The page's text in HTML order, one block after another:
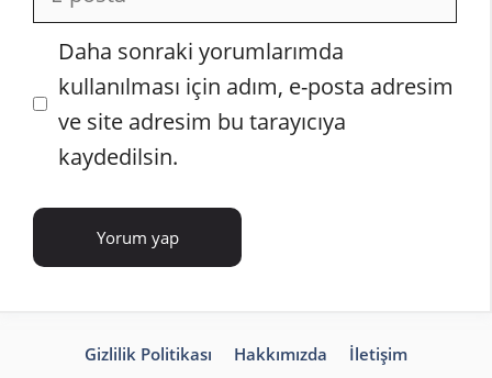
posta
İnternet
sitesi
Daha sonraki yorumlarımda
kullanılması için adım, e-posta adresim
ve site adresim bu tarayıcıya
kaydedilsin.
Gizlilik Politikası Hakkımızda İletişim